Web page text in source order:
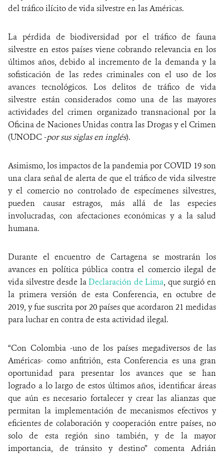
del tráfico ilícito de vida silvestre en las Américas.
La pérdida de biodiversidad por el tráfico de fauna
silvestre en estos países viene cobrando relevancia en los
últimos años, debido al incremento de la demanda y la
sofisticación de las redes criminales con el uso de los
avances tecnológicos. Los delitos de tráfico de vida
silvestre están considerados como una de las mayores
actividades del crimen organizado transnacional por la
Oficina de Naciones Unidas contra las Drogas y el Crimen
(UNODC -por sus siglas en inglés).
Asimismo, los impactos de la pandemia por COVID 19 son
una clara señal de alerta de que el tráfico de vida silvestre
y el comercio no controlado de especímenes silvestres,
pueden causar estragos, más allá de las especies
involucradas, con afectaciones económicas y a la salud
humana.
Durante el encuentro de Cartagena se mostrarán los
avances en política pública contra el comercio ilegal de
vida silvestre desde laDeclaración de Lima, que surgió en
la primera versión de esta Conferencia, en octubre de
2019, y fue suscrita por 20 países que acordaron 21 medidas
para luchar en contra de esta actividad ilegal.
“Con Colombia -uno de los países megadiversos de las
Américas- como anfitrión, esta Conferencia es una gran
oportunidad para presentar los avances que se han
logrado a lo largo de estos últimos años, identificar áreas
que aún es necesario fortalecer y crear las alianzas que
permitan la implementación de mecanismos efectivos y
eficientes de colaboración y cooperación entre países, no
solo de esta región sino también, y de la mayor
importancia, de tránsito y destino” comenta Adrián